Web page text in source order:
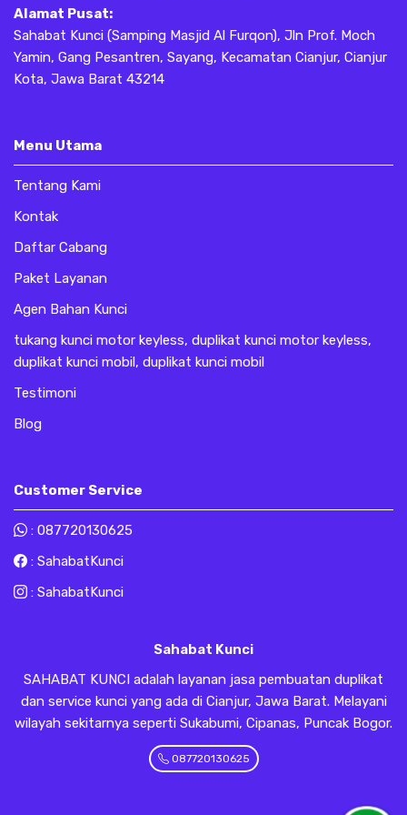
Alamat Pusat:
Sahabat Kunci (Samping Masjid Al Furqon), Jln Prof. Moch
Yamin, Gang Pesantren, Sayang, Kecamatan Cianjur, Cianjur
Kota, Jawa Barat 43214
Menu Utama
Tentang Kami
Kontak
Daftar Cabang
Paket Layanan
Agen Bahan Kunci
tukang kunci motor keyless, duplikat kunci motor keyless,
duplikat kunci mobil, duplikat kunci mobil
Testimoni
Blog
Customer Service
: 087720130625
: SahabatKunci
: SahabatKunci
Sahabat Kunci
SAHABAT KUNCI adalah layanan jasa pembuatan duplikat
dan service kunci yang ada di Cianjur, Jawa Barat. Melayani
wilayah sekitarnya seperti Sukabumi, Cipanas, Puncak Bogor.
087720130625